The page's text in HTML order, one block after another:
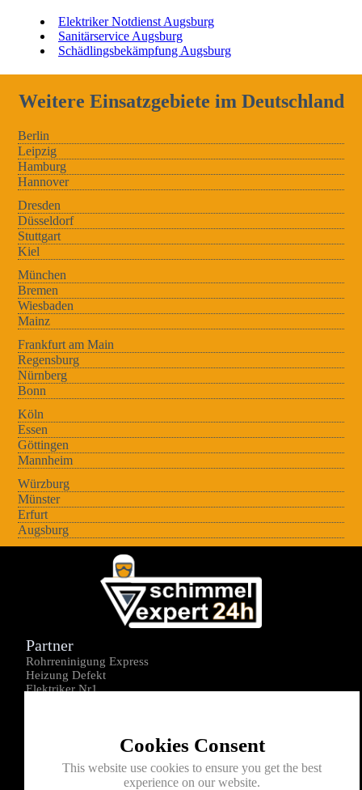
Elektriker Notdienst Augsburg
Sanitärservice Augsburg
Schädlingsbekämpfung Augsburg
Weitere Einsatzgebiete im Deutschland
Berlin
Leipzig
Hamburg
Hannover
Dresden
Düsseldorf
Stuttgart
Kiel
München
Bremen
Wiesbaden
Mainz
Frankfurt am Main
Regensburg
Nürnberg
Bonn
Köln
Essen
Göttingen
Mannheim
Würzburg
Münster
Erfurt
Augsburg
Cookies Consent
This website use cookies to ensure you get the best
experience on our website.
Partner
Rohrreninigung Express
Heizung Defekt
Elektriker Nr1
Kontakt